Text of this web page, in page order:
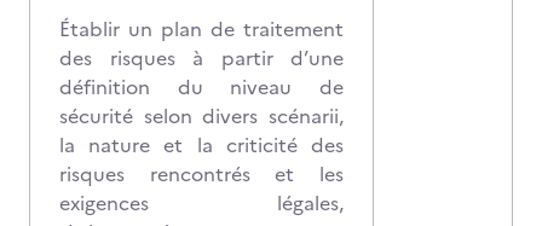
Établir un plan de traitement
des risques à partir d’une
définition du niveau de
sécurité selon divers scénarii,
la nature et la criticité des
risques rencontrés et les
exigences légales,